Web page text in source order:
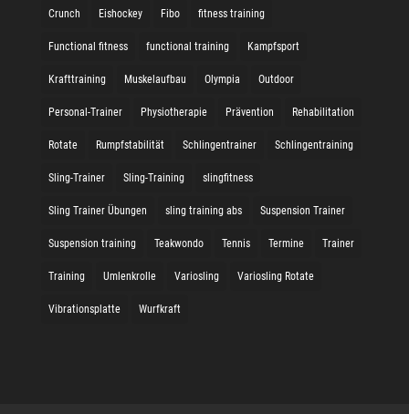
Crunch Eishockey Fibo fitness training
Functional fitness functional training Kampfsport
Krafttraining Muskelaufbau Olympia Outdoor
Personal-Trainer Physiotherapie Prävention Rehabilitation
Rotate Rumpfstabilität Schlingentrainer Schlingentraining
Sling-Trainer Sling-Training slingfitness
Sling Trainer Übungen sling training abs Suspension Trainer
Suspension training Teakwondo Tennis Termine Trainer
Training Umlenkrolle Variosling Variosling Rotate
Vibrationsplatte Wurfkraft